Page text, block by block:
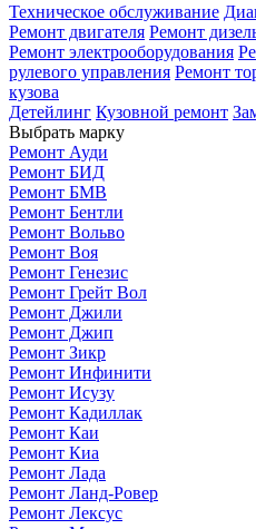
Техническое обслуживание
Ремонт двигателя Ремонт
Ремонт электрооборудования
рулевого управления Ремонт
кузова
Детейлинг Кузовной ремонт
Выбрать марку
Ремонт Ауди
Ремонт БИД
Ремонт БМВ
Ремонт Бентли
Ремонт Вольво
Ремонт Воя
Ремонт Генезис
Ремонт Грейт Вол
Ремонт Джили
Ремонт Джип
Ремонт Зикр
Ремонт Инфинити
Ремонт Исузу
Ремонт Кадиллак
Ремонт Каи
Ремонт Киа
Ремонт Лада
Ремонт Ланд-Ровер
Ремонт Лексус